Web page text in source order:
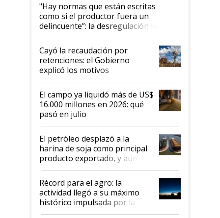
"Hay normas que están escritas
como si el productor fuera un
delincuente”: la desregulación llegó
al Congreso Aapresid y hasta se
habló del financiamiento al IPCVA
Cayó la recaudación por
retenciones: el Gobierno
explicó los motivos
El campo ya liquidó más de US$
16.000 millones en 2026: qué
pasó en julio
El petróleo desplazó a la
harina de soja como principal
producto exportado, y aún así
el agro aportó casi seis de cada
diez dólares y sostuvo el
liderazgo en un semestre
récord
Récord para el agro: la
actividad llegó a su máximo
histórico impulsada por la
cosecha y las exportaciones